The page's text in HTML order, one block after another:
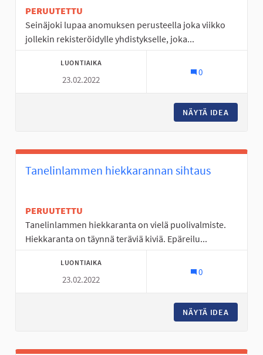
PERUUTETTU
Seinäjoki lupaa anomuksen perusteella joka viikko
jollekin rekisteröidylle yhdistykselle, joka...
LUONTIAIKA
23.02.2022
0
NÄYTÄ IDEA
Tanelinlammen hiekkarannan sihtaus
PERUUTETTU
Tanelinlammen hiekkaranta on vielä puolivalmiste.
Hiekkaranta on täynnä teräviä kiviä. Epäreilu...
LUONTIAIKA
23.02.2022
0
NÄYTÄ IDEA